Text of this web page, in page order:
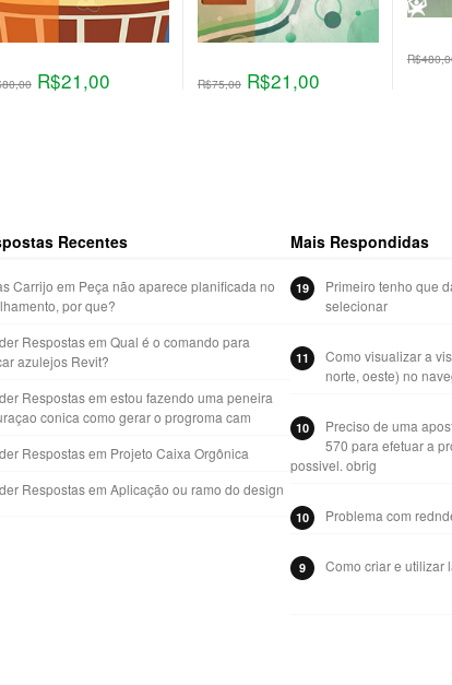
80,00 R$21,00 R$75,00 R$21,00
R$
Recentes
Carrijo em Peça não aparece planificada no
por que?
Respostasem Qual é o comando para
azulejos Revit?
Respostasem estou fazendo uma peneira
conica como gerar o progroma cam
Respostasem Projeto Caixa Orgônica
Respostasem Aplicação ou ramo do design
Mais Respondidas
19
Primeiro tenho que
selecionar
11
Como visualizar a
norte, oeste) no
10
Preciso de uma
570 para efetuar a
possivel. obrig
10 Problema com
9 Como criar e utilizar